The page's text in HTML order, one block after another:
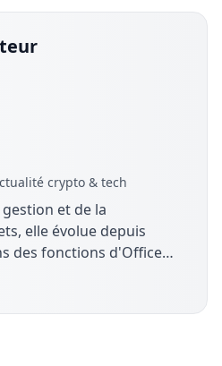
crypto & tech
et de la
elle évolue depuis
des fonctions d'Office
Manager, en lien étroit
technologiques et